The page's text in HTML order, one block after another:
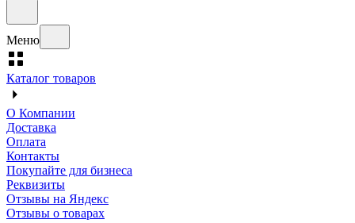
Меню
Каталог товаров
О Компании
Доставка
Оплата
Контакты
Покупайте для бизнеса
Реквизиты
Отзывы на Яндекс
Отзывы о товарах